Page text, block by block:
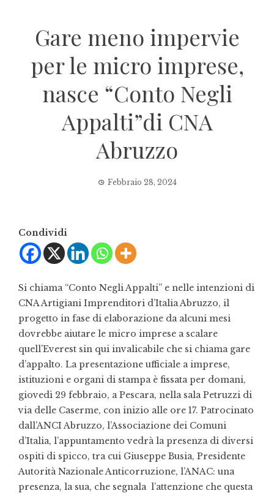
Gare meno impervie
per le micro imprese,
nasce “Conto Negli
Appalti”di CNA
Abruzzo
Febbraio 28, 2024
Condividi
Si chiama “Conto Negli Appalti” e nelle intenzioni di
CNA Artigiani Imprenditori d’Italia Abruzzo, il
progetto in fase di elaborazione da alcuni mesi
dovrebbe aiutare le micro imprese a scalare
quell’Everest sin qui invalicabile che si chiama gare
d’appalto. La presentazione ufficiale a imprese,
istituzioni e organi di stampa è fissata per domani,
giovedì 29 febbraio, a Pescara, nella sala Petruzzi di
via delle Caserme, con inizio alle ore 17. Patrocinato
dall’ANCI Abruzzo, l’Associazione dei Comuni
d’Italia, l’appuntamento vedrà la presenza di diversi
ospiti di spicco, tra cui Giuseppe Busia, Presidente
Autorità Nazionale Anticorruzione, l’ANAC: una
presenza, la sua, che segnala l’attenzione che questa